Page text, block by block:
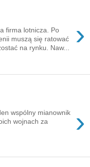
›
firma lotnicza. Po
muszą się ratować
na rynku. Naw...
›
wspólny mianownik
wojnach za